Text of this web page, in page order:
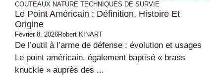
COUTEAUX NATURE TECHNIQUES DE SURVIE
Le Point Américain : Définition, Histoire Et
Origine
Février 8, 2026Robert KINART
De l’outil à l’arme de défense : évolution et usages
Le point américain, également baptisé « brass
knuckle » auprès des ...